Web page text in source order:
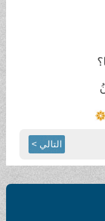
التالي >